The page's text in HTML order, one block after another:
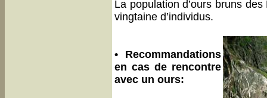
La population d’ours bruns
vingtaine d’individus.
• Recommandations
en cas de rencontre
avec un ours: